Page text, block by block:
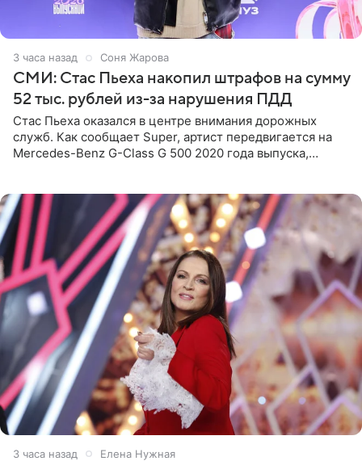
3 часа назад Соня Жарова
СМИ: Стас Пьеха накопил штрафов на сумму
52 тыс. рублей из-за нарушения ПДД
Стас Пьеха оказался в центре внимания дорожных
служб. Как сообщает Super, артист передвигается на
Mercedes-Benz G-Class G 500 2020 года выпуска,
3 часа назад Елена Нужная